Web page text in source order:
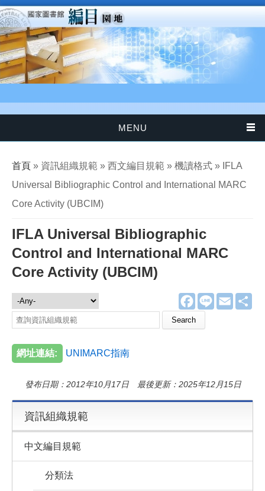
移至主內容
MENU
您在這裡
首頁 » 資訊組織規範 » 西文編目規範 » 機讀格式 » IFLA
Universal Bibliographic Control and International MARC
Core Activity (UBCIM)
IFLA Universal Bibliographic
Control and International MARC
Core Activity (UBCIM)
F
a
e
L
E
m
資訊組織規範
Search this site
網址連結: UNIMARC指南
發布日期：2012年10月17日 最後更新：2025年12月15日
資訊組織規範
中文編目規範
分類法